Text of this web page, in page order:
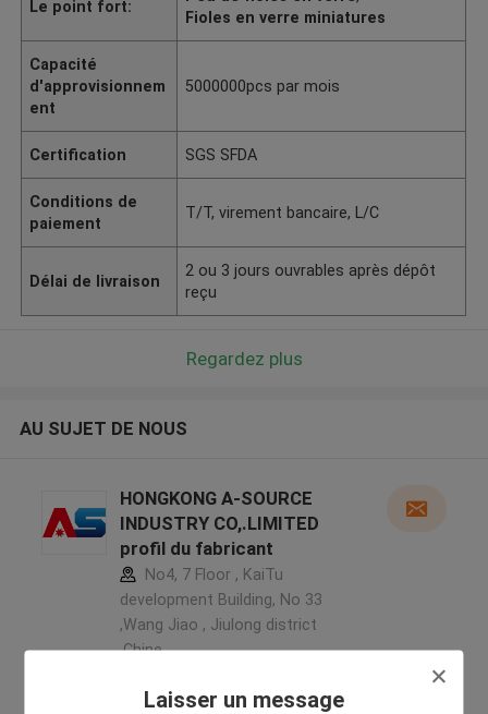
Laisser un message
Le point fort:
Fioles en verre miniatures
Capacité
d'approvisionnem
ent
5000000pcs par mois
Certification SGS SFDA
Conditions de
paiement
T/T, virement bancaire, L/C
Délai de livraison
2 ou 3 jours ouvrables après dépôt
reçu
Regardez plus
AU SUJET DE NOUS
HONGKONG A-SOURCE
INDUSTRY CO,.LIMITED
profil du fabricant
No4, 7 Floor , KaiTu
development Building, No 33
,Wang Jiao , Jiulong district
,Chine
Fournisseur vérifié